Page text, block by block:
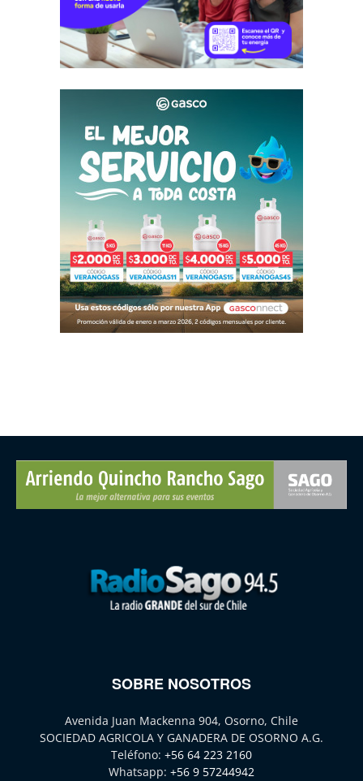
SOBRE NOSOTROS
Avenida Juan Mackenna 904, Osorno, Chile
SOCIEDAD AGRICOLA Y GANADERA DE OSORNO A.G.
Teléfono: +56 64 223 2160
Whatsapp: +56 9 57244942